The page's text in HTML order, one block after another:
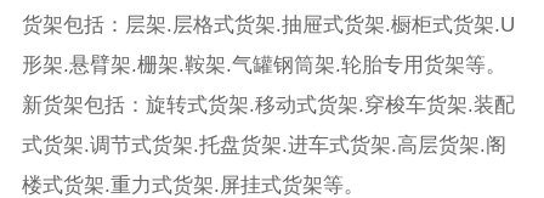
货架包括：层架.层格式货架.抽屉式货架.橱柜式货架.U
形架.悬臂架.栅架.鞍架.气罐钢筒架.轮胎专用货架等。
新货架包括：旋转式货架.移动式货架.穿梭车货架.装配
式货架.调节式货架.托盘货架.进车式货架.高层货架.阁
楼式货架.重力式货架.屏挂式货架等。